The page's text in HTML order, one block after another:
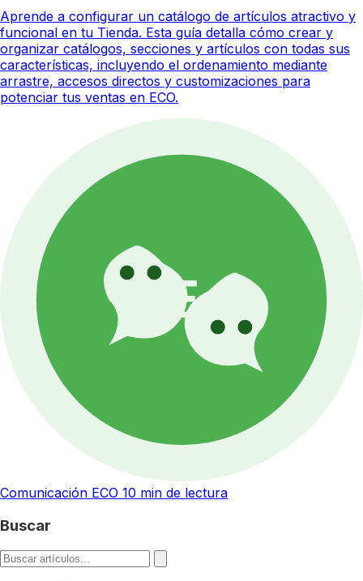
Aprende a configurar un catálogo de artículos atractivo y
funcional en tu Tienda. Esta guía detalla cómo crear y
organizar catálogos, secciones y artículos con todas sus
características, incluyendo el ordenamiento mediante
arrastre, accesos directos y customizaciones para
potenciar tus ventas en ECO.
Comunicación ECO 10 min de lectura
Buscar